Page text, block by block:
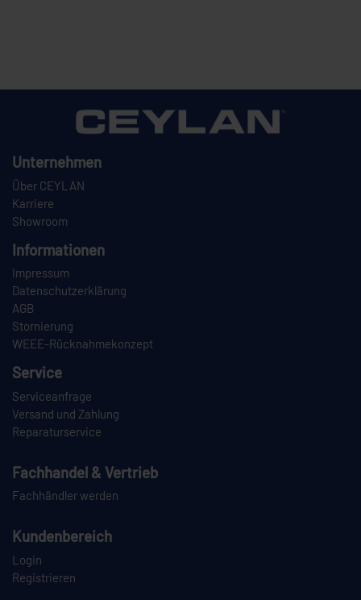
Unternehmen
Über CEYLAN
Karriere
Showroom
Informationen
Impressum
Datenschutzerklärung
AGB
Stornierung
WEEE-Rücknahmekonzept
Service
Serviceanfrage
Versand und Zahlung
Reparaturservice
Fachhandel & Vertrieb
Fachhändler werden
Kundenbereich
Login
Registrieren